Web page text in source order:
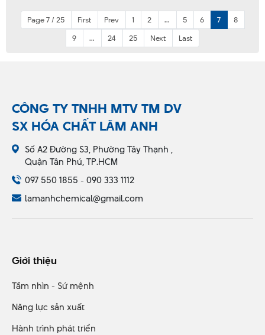
Page 7 / 25 First Prev 1 2 ... 5 6 7
8
9
... 24 25 Next Last
CÔNG TY TNHH MTV TM DV
SX HÓA CHẤT LÂM ANH
Số A2 Đường S3, Phường Tây Thạnh ,
Quận Tân Phú, TP.HCM
097 550 1855 - 090 333 1112
lamanhchemical@gmail.com
Giới thiệu
Tầm nhìn - Sứ mệnh
Năng lực sản xuất
Hành trình phát triển